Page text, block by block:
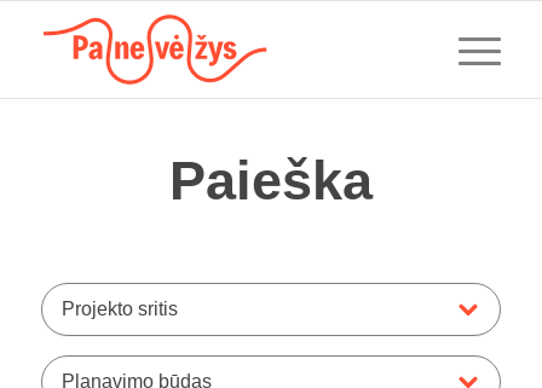
Paieška
Projekto sritis
Planavimo būdas